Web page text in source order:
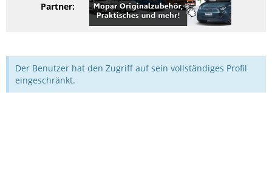
Partner:
Der Benutzer hat den Zugriff auf sein vollständiges Profil
eingeschränkt.